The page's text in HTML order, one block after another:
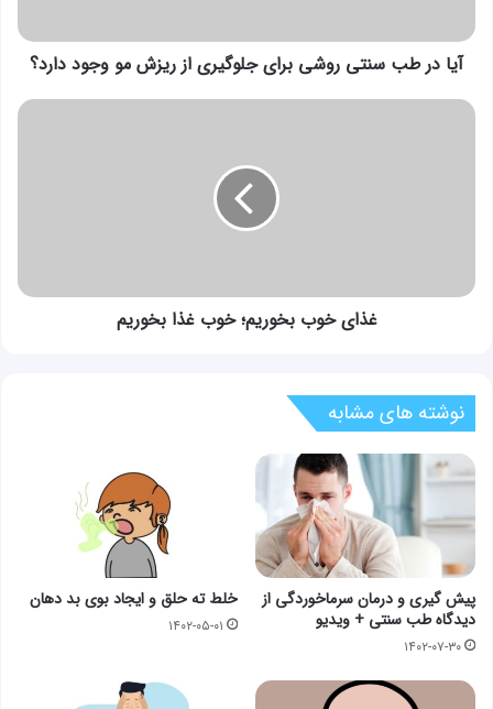
ریزش
مو
دارد؟
آیا در طب سنتی روشی برای جلوگیری از ریزش مو وجود دارد؟
غذای
غذای خوب بخوریم؛ خوب غذا بخوریم
نوشته های مشابه
پیش گیری و درمان سرماخوردگی از
دیدگاه طب سنتی + ویدیو
۱۴۰۲-۰۷-۳۰
خلط ته حلق و ایجاد بوی بد دهان
۱۴۰۲-۰۵-۰۱